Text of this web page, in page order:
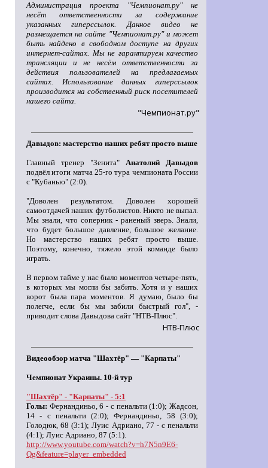
Администрация проекта "Чемпионат.ру" не
несёт ответственности за содержание
указанных гиперссылок. Данное видео не
размещается на сайте "Чемпионат.ру" и может
быть найдено в свободном доступе на других
интернет-сайтах. Мы не гарантируем качество
трансляции и не несём ответственности за
действия пользователей на предлагаемых
сайтах. Использование данных гиперссылок
производится на собственный риск посетителей
нашего сайта.
"Чемпионат.ру"
Давыдов: мастерство наших ребят просто выше
Главный тренер "Зенита" Анатолий Давыдов
подвёл итоги матча 25-го тура чемпионата России
с "Кубанью" (2:0).
"Доволен результатом. Доволен хорошей
самоотдачей наших футболистов. Никто не выпал.
Мы знали, что соперник - раненый зверь. Знали,
что будет большое давление, большое желание.
Но мастерство наших ребят просто выше.
Поэтому, конечно, тяжело этой команде было
играть.
В первом тайме у нас было моментов четыре-пять,
в которых мы могли бы забить. Хотя и у наших
ворот была пара моментов. Я думаю, было бы
полегче, если бы мы забили быстрый гол", -
приводит слова Давыдова сайт "НТВ-Плюс".
НТВ-Плюс
Видеообзор матча "Шахтёр" — "Карпаты"
Чемпионат Украины. 10-й тур
"Шахтёр" - "Карпаты" - 5:1
Голы: Фернандиньо, 6 - с пенальти (1:0); Жадсон,
14 - с пенальти (2:0); Фернандиньо, 58 (3:0);
Голодюк, 68 (3:1); Луис Адриано, 77 - с пенальти
(4:1); Луис Адриано, 87 (5:1).
http://www.youtube.com/watch?v=h7N5n9E6-
Qg&feature=player_embedded